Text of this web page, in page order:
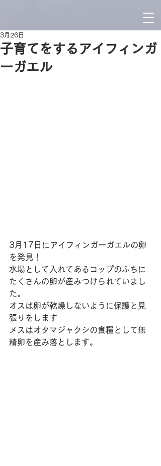
子育てをするアイフィンガ
ーガエル
3月26日
3月17日にアイフィンガーガエルの卵
を発見！
水場として入れてあるコップのふちに
たくさんの卵が産みつけられていまし
た。
オスは卵が乾燥しないように保護と見
張りをします
メスはオタマジャクシの食糧として無
精卵を産み落とします。